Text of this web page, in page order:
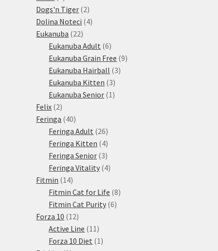
produktů
Dogs'n Tiger 22
produkty
Dolina Noteci 44
Eukanuba 2222
produktů
Eukanuba Adult 66
produktů
Eukanuba Grain Free 99
Eukanuba Hairball 33
Eukanuba Kitten 33
produkty
Eukanuba Senior 1 1
Felix 22
produkty
Feringa 4040
produktů
Feringa Adult 2626
produktů
Feringa Kitten 44
produkty
Feringa Senior 33
produkty
Feringa Vitality 44
Fitmin 1414
produktů
Fitmin Cat for Life 88
Fitmin Cat Purity 66
Forza 10 1212
produktů
Active Line 11 11
produktů
Forza 10 Diet 1 1